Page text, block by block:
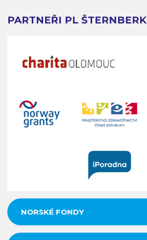
PARTNEŘI PL ŠTERNBERK
NORSKÉ FONDY